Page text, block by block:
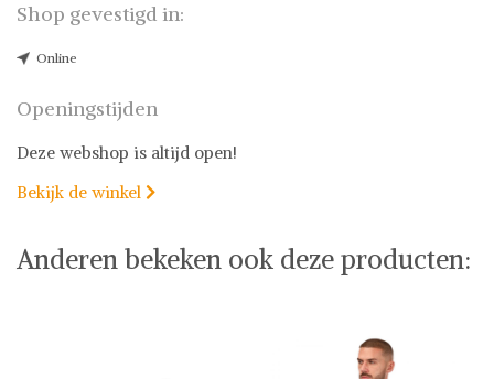
Shop gevestigd in:
Online
Openingstijden
Deze webshop is altijd open!
Bekijk de winkel 
Anderen bekeken ook deze producten: